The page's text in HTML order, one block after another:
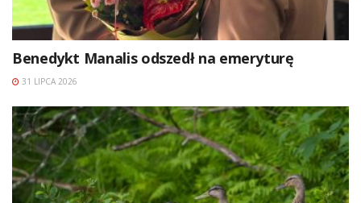
Benedykt Manalis odszedł na emeryturę
31 LIPCA 2026